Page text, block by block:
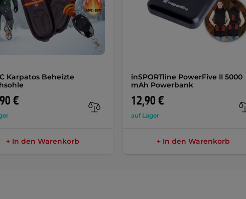
Karpatos Beheizte
€
+ In den Warenkorb
inSPORTline PowerFive II 5000
mAh Powerbank
12,90 €
auf Lager
+ In den Warenkorb